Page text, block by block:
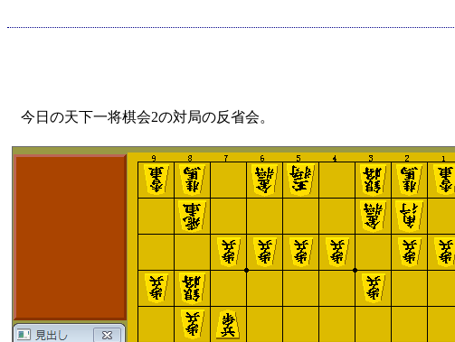
今日の天下一将棋会2の対局の反省会。